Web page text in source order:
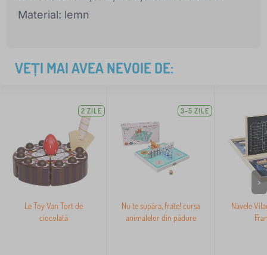
Material: lemn
VEȚI MAI AVEA NEVOIE DE:
2 ZILE
Le Toy Van Tort de
ciocolată
3-5 ZILE
Nu te supăra, frate! cursa
animalelor din pădure
Navele
>